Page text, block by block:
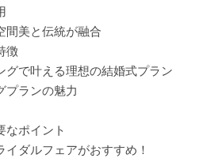
間美と伝統が融合
徴
グで叶える理想の結婚式プラン
プランの魅力
なポイント
ダルフェアがおすすめ！